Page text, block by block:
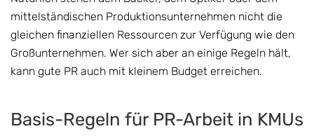
mittelständischen Produktionsunternehmen nicht die
gleichen finanziellen Ressourcen zur Verfügung wie den
Großunternehmen. Wer sich aber an einige Regeln hält,
kann gute PR auch mit kleinem Budget erreichen.
Basis-Regeln für PR-Arbeit in KMUs